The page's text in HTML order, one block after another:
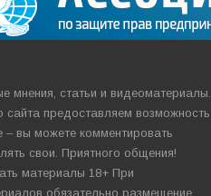
мнения, статьи и видеоматериалы.
сайта предоставляем возможность
– вы можете комментировать
свои. Приятного общения!
материалы 18+ При
обязательно размещение